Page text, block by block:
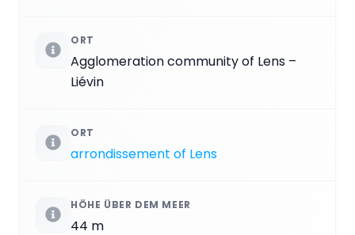
ORT
Agglomeration community of Lens –
Liévin
ORT
arrondissement of Lens
HÖHE ÜBER DEM MEER
44 m